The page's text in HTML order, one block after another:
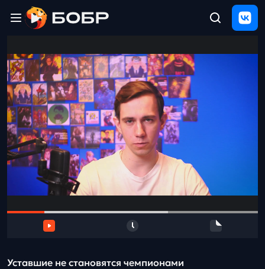
ЩЕЛЧОК
2026
Полезные
материалы
Проверка
сочинений
Тех
поддержка
и
Уставшие не становятся чемпионами